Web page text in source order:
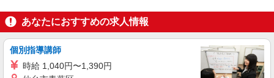
カウンター・キッチンスタッフ ＜優先募集日
時＞土日祝 フルタイム
時給1250円
千葉県市川市妙典5-3-1 1番街1Fイオン内
あなたにおすすめの求人情報
個別指導講師
時給 1,040円〜1,390円